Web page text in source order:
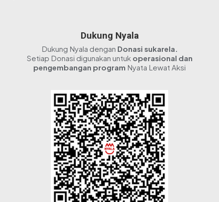
Dukung Nyala
Dukung Nyala dengan Donasi sukarela.
Setiap Donasi digunakan untuk operasional dan
pengembangan program Nyata Lewat Aksi